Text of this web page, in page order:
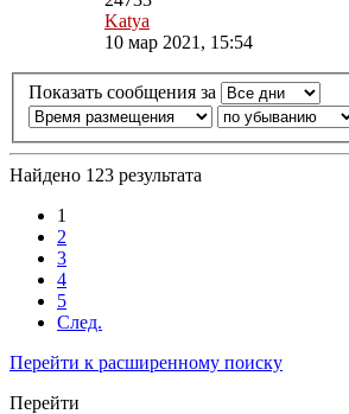
Katya
Перейти
последнему
сообщению
10 мар 2021, 15:54
Показать сообщения за
Найдено 123 результата
1
2
3
4
5
След.
Перейти к расширенному поиску
Перейти